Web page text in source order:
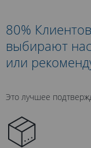
80% Клиентов
выбирают
или
Это лучшее